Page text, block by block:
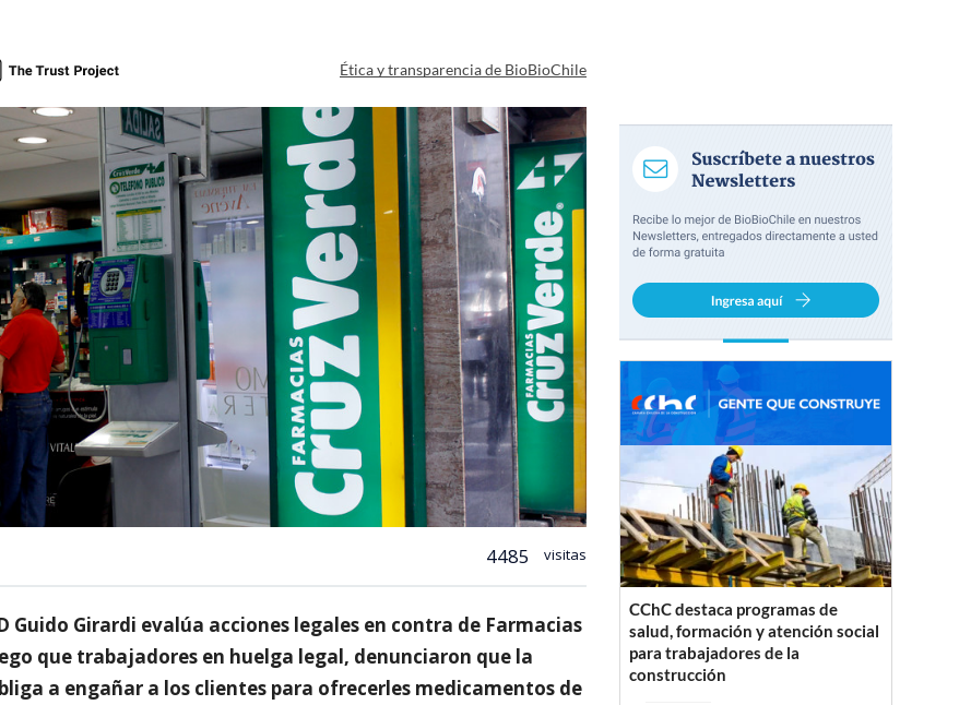
Ética y transparencia de BioBioChile
4485 visitas
Guido Girardi evalúa acciones legales en contra de Farmacias
que trabajadores en huelga legal, denunciaron que la
a engañar a los clientes para ofrecerles medicamentos de
CChC destaca programas de
salud, formación y atención social
para trabajadores de la
construcción